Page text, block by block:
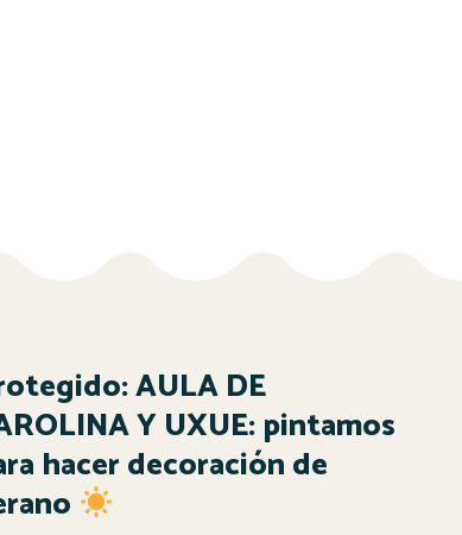
AULA DE
Y UXUE: pintamos
hacer decoración de